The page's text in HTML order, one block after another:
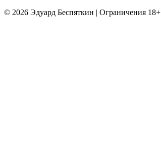
© 2026 Эдуард Беспяткин | Ограничения 18+